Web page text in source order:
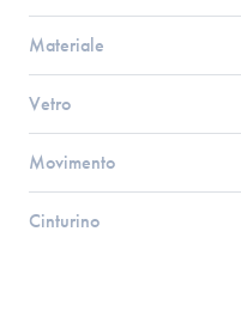
Materiale
Vetro
Movimento
Cinturino